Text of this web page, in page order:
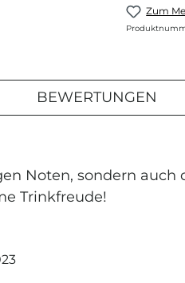
Zum
BEWERTUNGEN
Noten, sondern auch
Trinkfreude!